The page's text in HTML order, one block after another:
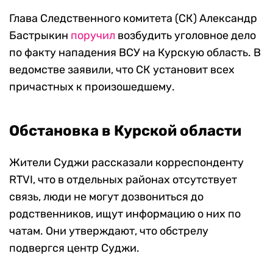
Глава Следственного комитета (СК) Александр
Бастрыкин поручил возбудить уголовное дело
по факту нападения ВСУ на Курскую область. В
ведомстве заявили, что СК установит всех
причастных к произошедшему.
Обстановка в Курской области
Жители Суджи рассказали корреспонденту
RTVI, что в отдельных районах отсутствует
связь, люди не могут дозвониться до
родственников, ищут информацию о них по
чатам. Они утверждают, что обстрелу
подвергся центр Суджи.